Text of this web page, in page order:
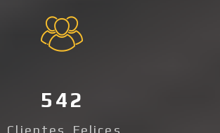
542
Clientes Felices